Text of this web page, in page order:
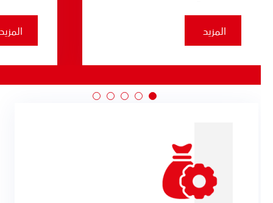
المزيد المزيد